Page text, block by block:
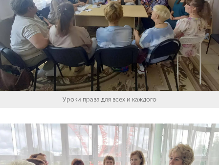
Уроки права для всех и каждого